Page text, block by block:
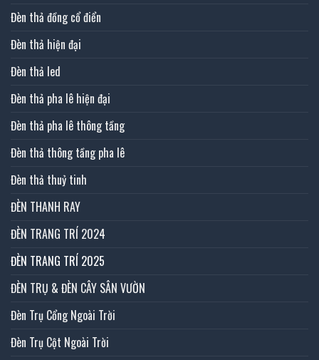
Đèn thả đồng cổ điển
Đèn thả hiện đại
Đèn thả led
Đèn thả pha lê hiện đại
Đèn thả pha lê thông tầng
Đèn thả thông tầng pha lê
Đèn thả thuỷ tinh
ĐÈN THANH RAY
ĐÈN TRANG TRÍ 2024
ĐÈN TRANG TRÍ 2025
ĐÈN TRỤ & ĐÈN CÂY SÂN VƯỜN
Đèn Trụ Cổng Ngoài Trời
Đèn Trụ Cột Ngoài Trời